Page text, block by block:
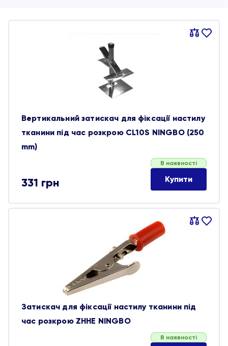
Порівняти
В
Вертикальний затискач для фіксації настилу
тканини під час розкрою CL10S NINGBO (250
mm)
331 грн
В наявності
Купити
Порівняти
В
Затискач для фіксації настилу тканини під
час розкрою ZHHE NINGBO
В наявності